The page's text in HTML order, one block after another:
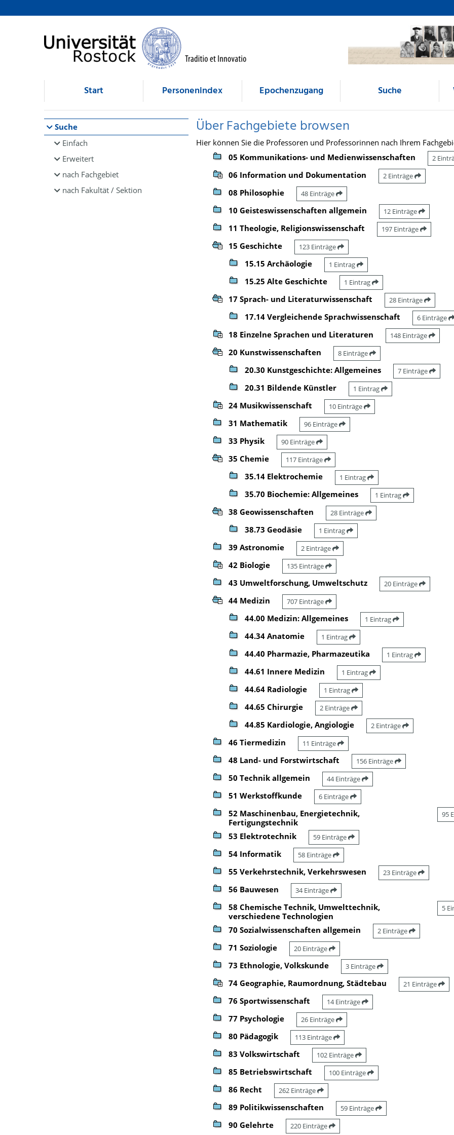
Browsen
direkt zum Inhalt
Start Personenindex Epochenzugang Suche
Suche
Einfach
Erweitert
nach Fachgebiet
nach Fakultät / Sektion
Über Fachgebiete browsen
Hier können Sie die Professoren und Professorinnen nach Ihrem
05 Kommunikations- und Medienwissenschaften
2
06 Information und Dokumentation 2 Einträge
08 Philosophie 48 Einträge
10 Geisteswissenschaften allgemein 12 Einträge
11 Theologie, Religionswissenschaft 197 Einträge
15 Geschichte 123 Einträge
15.15 Archäologie 1 Eintrag
15.25 Alte Geschichte 1 Eintrag
17 Sprach- und Literaturwissenschaft 28 Einträge
17.14 Vergleichende Sprachwissenschaft 6 Einträge
18 Einzelne Sprachen und Literaturen 148 Einträge
20 Kunstwissenschaften 8 Einträge
20.30 Kunstgeschichte: Allgemeines 7 Einträge
20.31 Bildende Künstler 1 Eintrag
24 Musikwissenschaft 10 Einträge
31 Mathematik 96 Einträge
33 Physik 90 Einträge
35 Chemie 117 Einträge
35.14 Elektrochemie 1 Eintrag
35.70 Biochemie: Allgemeines 1 Eintrag
38 Geowissenschaften 28 Einträge
38.73 Geodäsie 1 Eintrag
39 Astronomie 2 Einträge
42 Biologie 135 Einträge
43 Umweltforschung, Umweltschutz 20 Einträge
44 Medizin 707 Einträge
44.00 Medizin: Allgemeines 1 Eintrag
44.34 Anatomie 1 Eintrag
44.40 Pharmazie, Pharmazeutika 1 Eintrag
44.61 Innere Medizin 1 Eintrag
44.64 Radiologie 1 Eintrag
44.65 Chirurgie 2 Einträge
44.85 Kardiologie, Angiologie 2 Einträge
46 Tiermedizin 11 Einträge
48 Land- und Forstwirtschaft 156 Einträge
50 Technik allgemein 44 Einträge
51 Werkstoffkunde 6 Einträge
52 Maschinenbau, Energietechnik,
Fertigungstechnik
95
53 Elektrotechnik 59 Einträge
54 Informatik 58 Einträge
55 Verkehrstechnik, Verkehrswesen 23 Einträge
56 Bauwesen 34 Einträge
58 Chemische Technik, Umwelttechnik,
verschiedene Technologien
5
70 Sozialwissenschaften allgemein 2 Einträge
71 Soziologie 20 Einträge
73 Ethnologie, Volkskunde 3 Einträge
74 Geographie, Raumordnung, Städtebau 21 Einträge
76 Sportwissenschaft 14 Einträge
77 Psychologie 26 Einträge
80 Pädagogik 113 Einträge
83 Volkswirtschaft 102 Einträge
85 Betriebswirtschaft 100 Einträge
86 Recht 262 Einträge
89 Politikwissenschaften 59 Einträge
90 Gelehrte 220 Einträge